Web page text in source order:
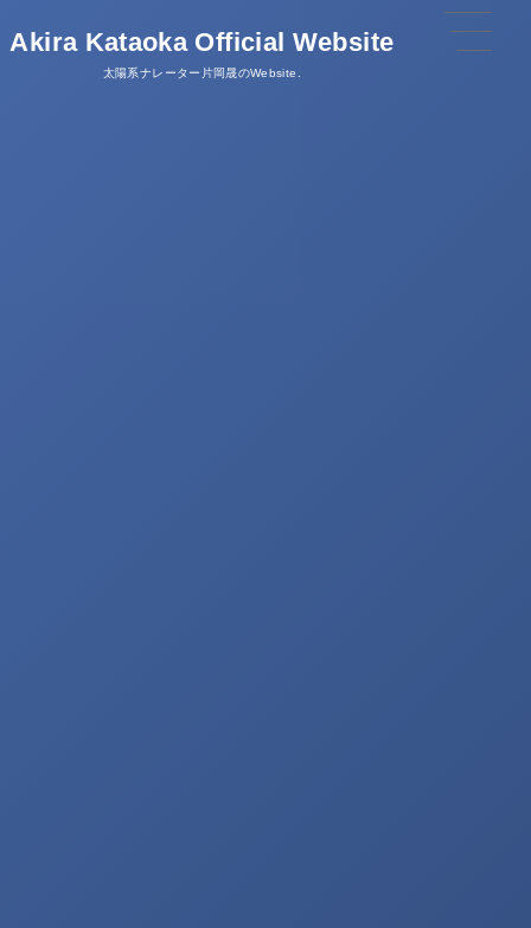
Akira Kataoka Official Website
太陽系ナレーター片岡晟のWebsite.